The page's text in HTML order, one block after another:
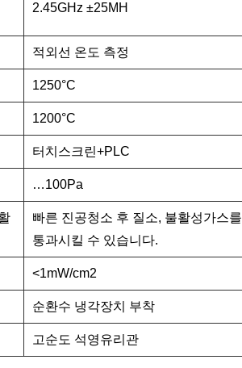
2.45GHz ±25MH
적외선 온도 측정
1250°C
1200°C
터치스크린+PLC
…100Pa
빠른 진공청소 후 질소, 불활성가스를
통과시킬 수 있습니다.
<1mW/cm2
순환수 냉각장치 부착
고순도 석영유리관